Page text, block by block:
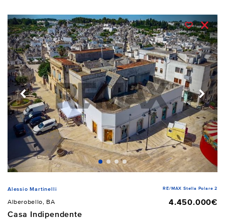
Alessio Martinelli RE/MAX Stella Polare 2
Alberobello, BA
4.450.000€
Casa Indipendente